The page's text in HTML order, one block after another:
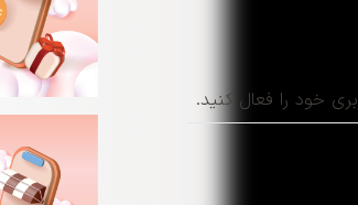
خود را فعال کنید.